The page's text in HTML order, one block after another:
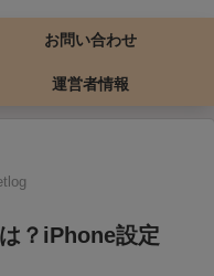
お問い合わせ
運営者情報
？iPhone設定